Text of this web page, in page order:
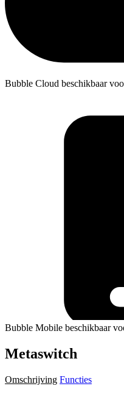
Bubble Cloud beschikbaar
Bubble Mobile beschikbaar
Metaswitch
Omschrijving Functies